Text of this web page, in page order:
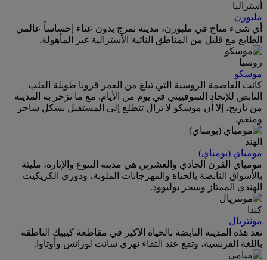
أستراليا
ملبورن
أي شيء متاح في ملبورن، مدينة تمزج بدون عناء إحساساً عالمي
الطابع مع قليل من المناطق النائية الأسترالية غير المأهولة.
روسيا
موسكو
كانت العاصمة الروسية التي تبلغ من العمر قرونا طويلة القلب
النابض للإتحاد السوفييتي في يوم من الأيام. مع ما تزخر به المدينة
من تاريخ، إلا أن موسكو لا تزال تتطلع إلى المستقبل بشكل ساحر
ومنعم.
الهند
مومباي (بومباي)
مومباي القرن الحادي والعشرين هي مدينة التنوع والإثارة، مليئة
بالأسواق النابضة بالحياة والمهرجانات الملونة، ودوري الكريكيت
الهندي الممتاز وسحر بوليوود.
كندا
مونتريال
تعد هذه المدينة النابضة بالحياة الأكبر في مقاطعة كيبيك الناطقة
باللغة الفرنسية، وتقع عند التقاء نهري سانت لورانس وأوتاوا.